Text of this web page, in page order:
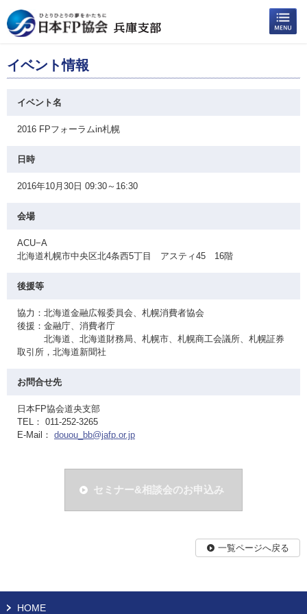
イベント情報
イベント名
2016 FPフォーラムin札幌
日時
2016年10月30日 09:30～16:30
会場
ACU−A
北海道札幌市中央区北4条西5丁目 アスティ45 16階
後援等
協力：北海道金融広報委員会、札幌消費者協会
後援：金融庁、消費者庁
北海道、北海道財務局、札幌市、札幌商工会議所、札幌証券
取引所，北海道新聞社
お問合せ先
日本FP協会道央支部
TEL： 011-252-3265
E-Mail： douou_bb@jafp.or.jp
セミナー&相談会のお申込み
一覧ページへ戻る
HOME